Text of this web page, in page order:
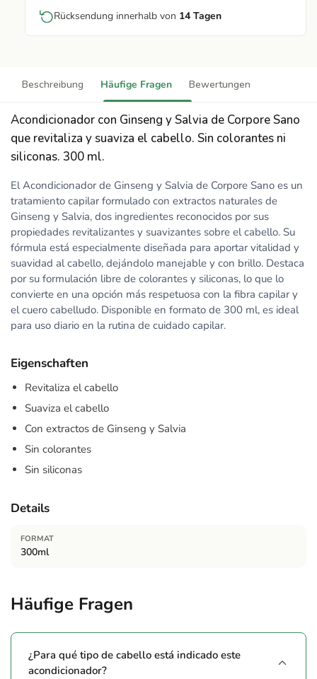
Rücksendung innerhalb von 14 Tagen
Beschreibung Häufige Fragen Bewertungen
Acondicionador con Ginseng y Salvia de Corpore Sano
que revitaliza y suaviza el cabello. Sin colorantes ni
siliconas. 300 ml.
El Acondicionador de Ginseng y Salvia de Corpore Sano es un
tratamiento capilar formulado con extractos naturales de
Ginseng y Salvia, dos ingredientes reconocidos por sus
propiedades revitalizantes y suavizantes sobre el cabello. Su
fórmula está especialmente diseñada para aportar vitalidad y
suavidad al cabello, dejándolo manejable y con brillo. Destaca
por su formulación libre de colorantes y siliconas, lo que lo
convierte en una opción más respetuosa con la fibra capilar y
el cuero cabelludo. Disponible en formato de 300 ml, es ideal
para uso diario en la rutina de cuidado capilar.
Eigenschaften
Revitaliza el cabello
Suaviza el cabello
Con extractos de Ginseng y Salvia
Sin colorantes
Sin siliconas
Details
FORMAT
300ml
Häufige Fragen
¿Para qué tipo de cabello está indicado este
acondicionador?